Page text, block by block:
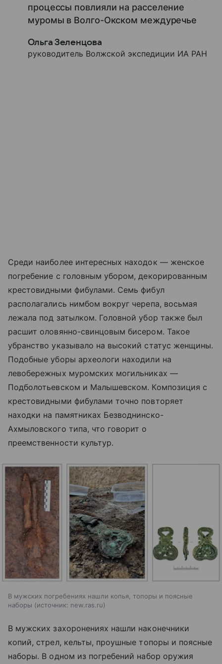
процессы повлияли на расселение
муромы в Волго-Окском междуречье
Ольга Зеленцова
руководитель Волжской экспедиции ИА РАН
Среди наиболее интересных находок — женское
погребение с головным убором, декорированным
крестовидными фибулами. Семь фибул
располагались нимбом вокруг черепа, восьмая
лежала под затылком. Головной убор также был
расшит оловянно-свинцовым бисером. Такое
убранство указывало на высокий статус женщины.
Подобные уборы археологи находили на
левобережных муромских могильниках —
Подболотьевском и Малышевском. Композиция с
крестовидными фибулами точно повторяет
находки на памятниках Безводнинско-
Ахмыловского типа, что говорит о
преемственности культур.
В мужских погребениях нашли копья, топоры и поясные
наборы
источник: new.ras.ru
В мужских захоронениях нашли наконечники
копий, стрел, кельты, проушные топоры и поясные
наборы. В одном из погребений набор оружия